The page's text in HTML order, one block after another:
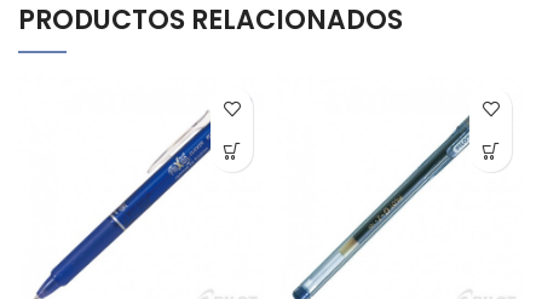
PRODUCTOS RELACIONADOS